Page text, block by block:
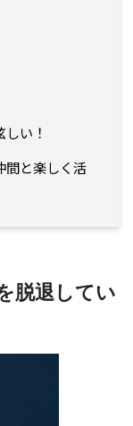
い！
間と楽しく活
脱退してい